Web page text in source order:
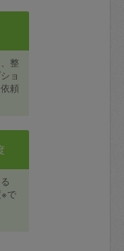
整
ョ
頼
で